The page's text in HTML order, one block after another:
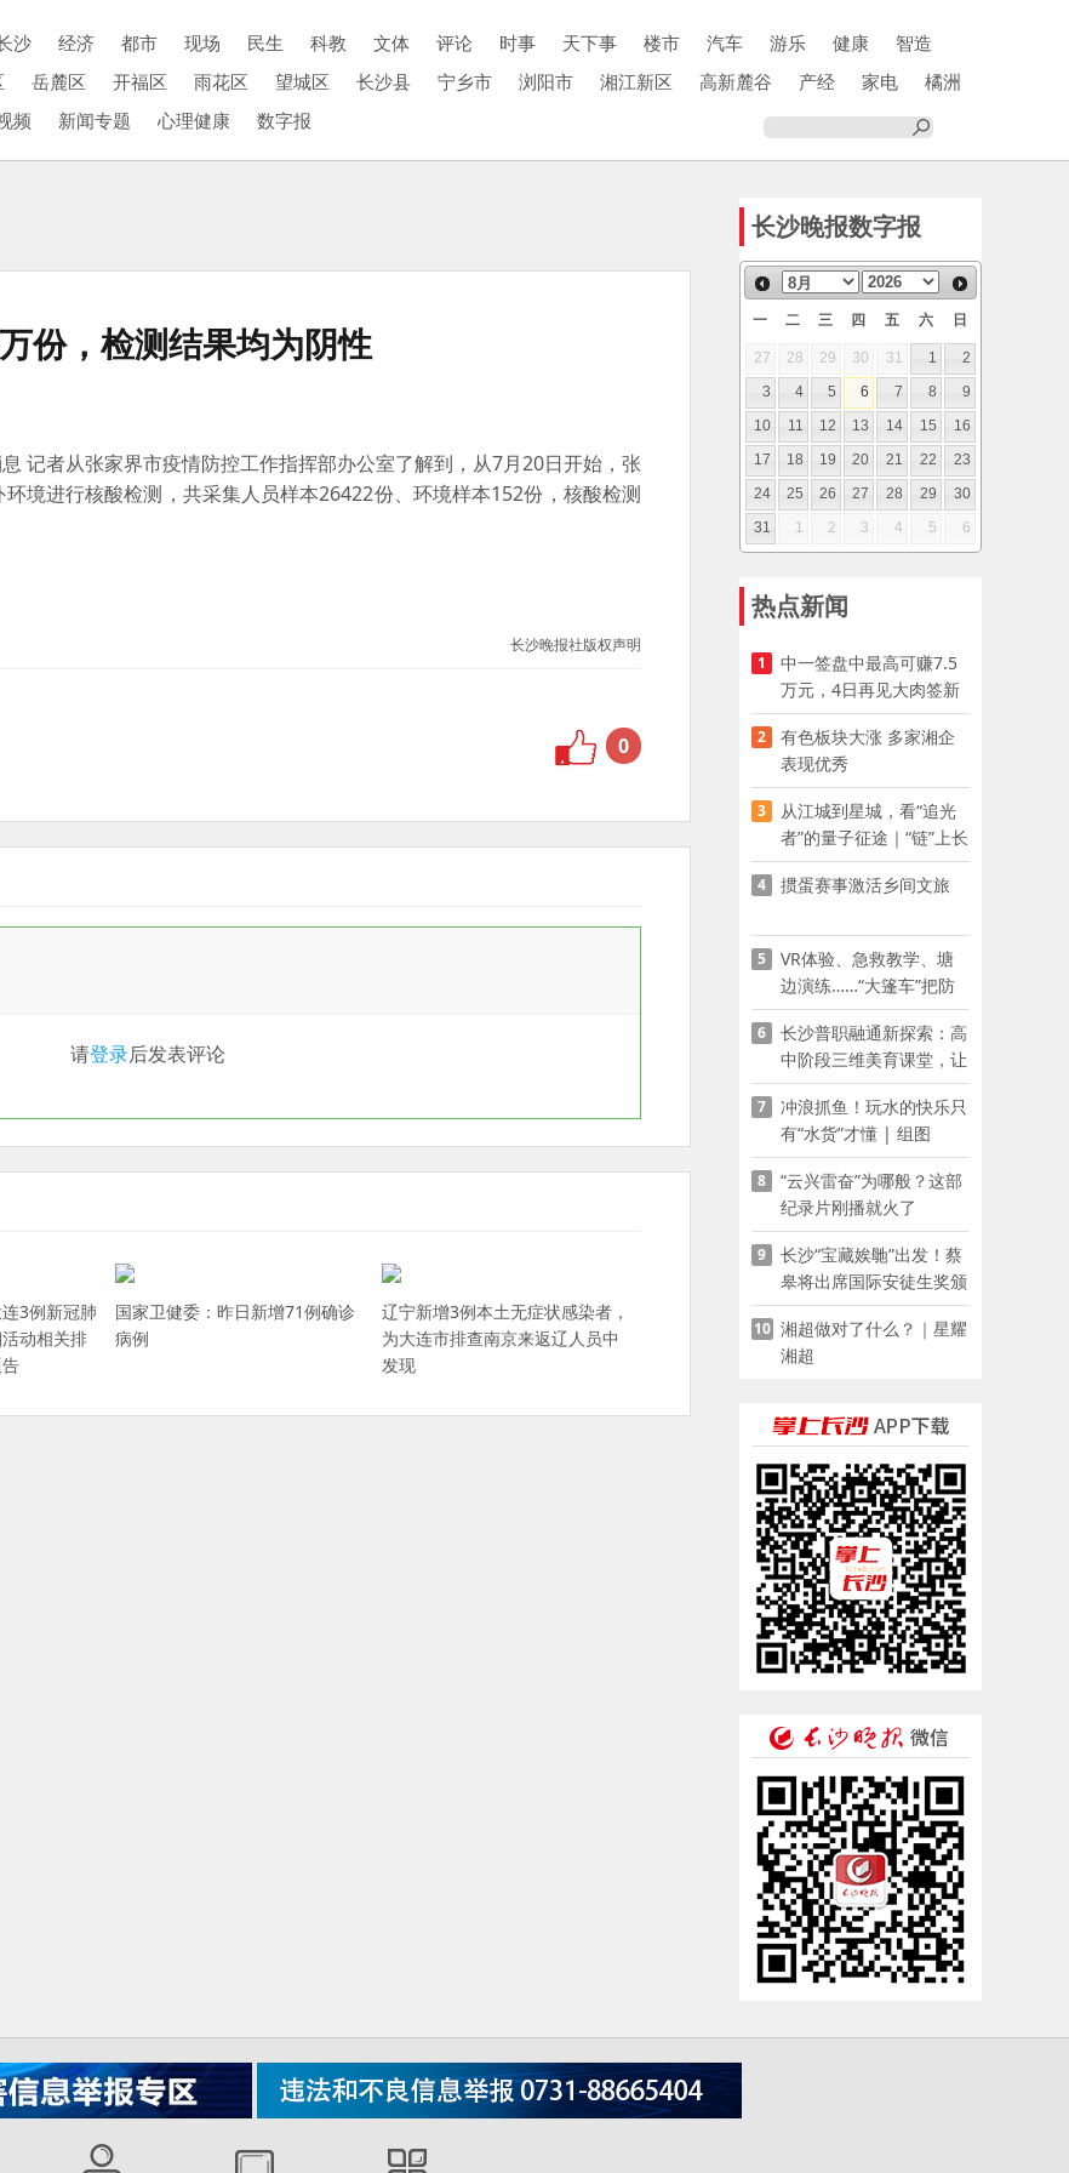
沙 经济 都市 现场 民生 科教 文体 评论 时事 天下事 楼市 汽车 游乐 健康
智造
岳麓区 开福区 雨花区 望城区 长沙县 宁乡市 浏阳市 湘江新区 高新麓谷 产经 家电
橘洲
频 新闻专题 心理健康 数字报
份，检测结果均为阴性
者从张家界市疫情防控工作指挥部办公室了解到，从7月20日开始，张
境进行核酸检测，共采集人员样本26422份、环境样本152份，核酸检测
长沙晚报社版权声明
0
请登录后发表评论
3例新冠肺
动相关排
国家卫健委：昨日新增71例确诊
病例
辽宁新增3例本土无症状感染者，
为大连市排查南京来返辽人员中
发现
长沙晚报数字报
一 二 三 四 五 六 日
27 28 29 30 31 1
2
3
4 5 6 7 8
9
10
11 12 13 14 15
16
17
18 19 20 21 22
23
24
25 26 27 28 29
30
31
1 2 3 4 5 6
热点新闻
1
中一签盘中最高可赚7.5
万元，4日再见大肉签新
股
2
有色板块大涨 多家湘企
表现优秀
3
从江城到星城，看“追光
者”的量子征途｜“链”上长
沙 “才”够硬核
4 掼蛋赛事激活乡间文旅
5
VR体验、急救教学、塘
边演练……“大篷车”把防
溺水课堂搬到乡村青少年
家门口
6
长沙普职融通新探索：高
中阶段三维美育课堂，让
少年向美而生
7
冲浪抓鱼！玩水的快乐只
有“水货”才懂 | 组图
8
“云兴雷奋”为哪般？这部
纪录片刚播就火了
9
长沙“宝藏娭毑”出发！蔡
皋将出席国际安徒生奖颁
奖典礼并领奖
10 湘超做对了什么？｜星耀
湘超